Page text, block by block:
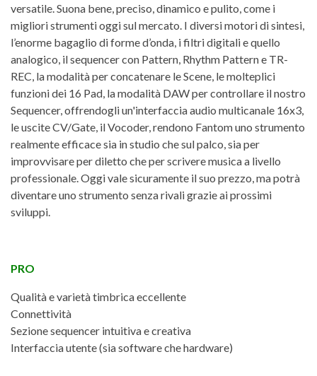
versatile. Suona bene, preciso, dinamico e pulito, come i
migliori strumenti oggi sul mercato. I diversi motori di sintesi,
l’enorme bagaglio di forme d’onda, i filtri digitali e quello
analogico, il sequencer con Pattern, Rhythm Pattern e TR-
REC, la modalità per concatenare le Scene, le molteplici
funzioni dei 16 Pad, la modalità DAW per controllare il nostro
Sequencer, offrendogli un'interfaccia audio multicanale 16x3,
le uscite CV/Gate, il Vocoder, rendono Fantom uno strumento
realmente efficace sia in studio che sul palco, sia per
improvvisare per diletto che per scrivere musica a livello
professionale. Oggi vale sicuramente il suo prezzo, ma potrà
diventare uno strumento senza rivali grazie ai prossimi
sviluppi.
PRO
Qualità e varietà timbrica eccellente
Connettività
Sezione sequencer intuitiva e creativa
Interfaccia utente (sia software che hardware)